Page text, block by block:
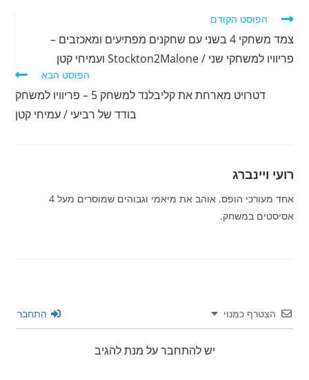
לקרוא
נוספים
הפוסט הקודם
צמד משחקי 4 בשני עם שחקנים מפתיעים ומאכזבים –
פריוויו למשחקי שני / Stockton2Malone ועמיחי קטן
הפוסט הבא
דטרויט מארחת את קליבלנד למשחק 5 – פריוויו למשחק
בודד של רביעי / עמיחי קטן
רועי ויינברג
אחד מעורכי הופס. אוהב את מיאמי וגבוהים שמוסרים מעל 4
אסיסטים במשחק.
הצטרף כמנוי התחבר
יש להתחבר על מנת להגיב